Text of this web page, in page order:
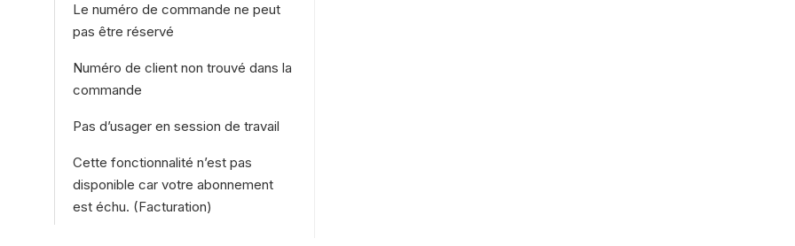
Le numéro de commande ne peut
pas être réservé
Numéro de client non trouvé dans la
commande
Pas d’usager en session de travail
Cette fonctionnalité n’est pas
disponible car votre abonnement
est échu. (Facturation)